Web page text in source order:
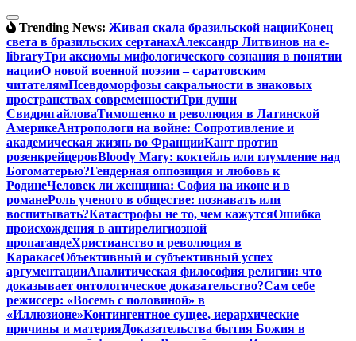
Перейти
к
содержимому
Trending News: Живая скала бразильской нацииКонец
света в бразильских сертанахАлександр Литвинов на e-
libraryТри аксиомы мифологического сознания в понятии
нацииО новой военной поэзии – саратовским
читателямПсевдоморфозы сакральности в знаковых
пространствах современностиТри души
СвидригайловаТимошенко и революция в Латинской
АмерикеАнтропологи на войне: Сопротивление и
академическая жизнь во ФранцииКант против
розенкрейцеровBloody Mary: коктейль или глумление над
Богоматерью?Гендерная оппозиция и любовь к
РодинеЧеловек ли женщина: София на иконе и в
романеРоль ученого в обществе: познавать или
воспитывать?Катастрофы не то, чем кажутсяОшибка
происхождения в антирелигиозной
пропагандеХристианство и революция в
КаракасеОбъективный и субъективный успех
аргументацииАналитическая философия религии: что
доказывает онтологическое доказательство?Сам себе
режиссер: «Восемь с половиной» в
«Иллюзионе»Контингентное сущее, иерархические
причины и материяДоказательства бытия Божия в